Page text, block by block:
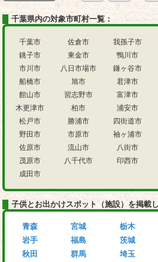
千葉県内の対象市町村一覧：
千葉市
銚子市
市川市
船橋市
館山市
木更津市
松戸市
野田市
佐原市
茂原市
成田市
佐倉市
東金市
八日市場市
旭市
習志野市
柏市
勝浦市
市原市
流山市
八千代市
我孫子市
鴨川市
鎌ヶ谷市
君津市
富津市
浦安市
四街道市
袖ヶ浦市
八街市
印西市
子供とお出かけスポット（施設）を掲載
青森
岩手
秋田
宮城
福島
群馬
栃木
茨城
埼玉